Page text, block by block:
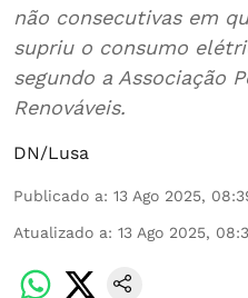
não consecutivas em
supriu o consumo
segundo a Associação
Renováveis.
DN/Lusa
Publicado a: 13 Ago 2025,
Atualizado a: 13 Ago 2025,